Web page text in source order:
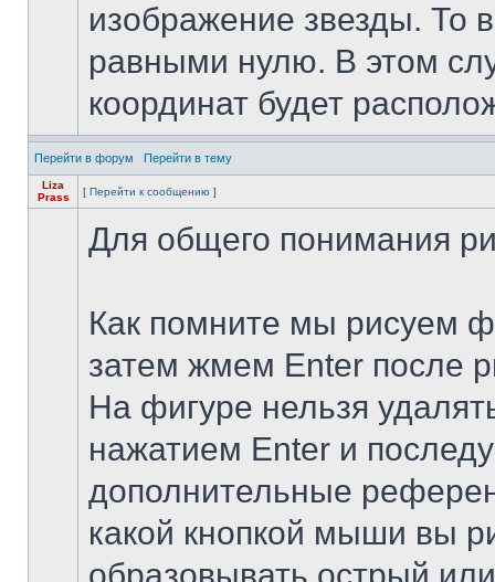
изображение звезды. То
равными нулю. В этом
координат будет
Перейти в форум Перейти в тему
Liza
Prass
[ Перейти к сообщению ]
Для общего понимания
Как помните мы рисуем
затем жмем Enter после
На фигуре нельзя
нажатием Enter и
дополнительные
какой кнопкой мыши вы